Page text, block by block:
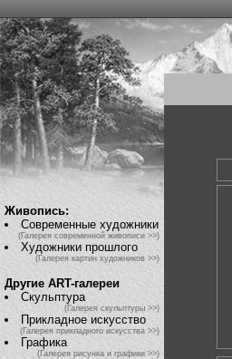
Живопись:
Современные художники
(Галерея современной живописи >>)
Художники прошлого
(Галерея картин художников >>)
Другие ART-галереи
Скульптура
(Галерея скульптуры >>)
Прикладное искусство
(Галерея прикладного искусства >>)
Графика
(Галерея рисунка и графики >>)